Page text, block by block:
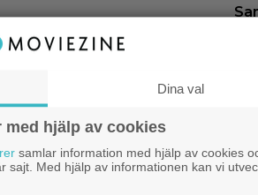
Dina val
hjälp av cookies
samlar information med hjälp av cookies
sajt. Med hjälp av informationen kan vi